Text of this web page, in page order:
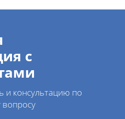
с
и консультацию по